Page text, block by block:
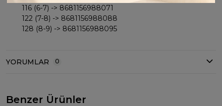
116 (6-7) -> 8681156988071
122 (7-8) -> 8681156988088
128 (8-9) -> 8681156988095
YORUMLAR 0
Benzer Ürünler